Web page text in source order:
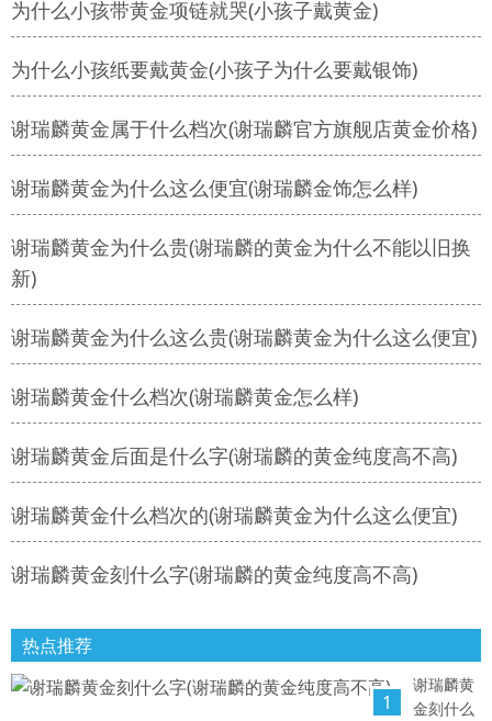
为什么小孩带黄金项链就哭(小孩子戴黄金)
为什么小孩纸要戴黄金(小孩子为什么要戴银饰)
谢瑞麟黄金属于什么档次(谢瑞麟官方旗舰店黄金价格)
谢瑞麟黄金为什么这么便宜(谢瑞麟金饰怎么样)
谢瑞麟黄金为什么贵(谢瑞麟的黄金为什么不能以旧换
新)
谢瑞麟黄金为什么这么贵(谢瑞麟黄金为什么这么便宜)
谢瑞麟黄金什么档次(谢瑞麟黄金怎么样)
谢瑞麟黄金后面是什么字(谢瑞麟的黄金纯度高不高)
谢瑞麟黄金什么档次的(谢瑞麟黄金为什么这么便宜)
谢瑞麟黄金刻什么字(谢瑞麟的黄金纯度高不高)
热点推荐
1
谢瑞麟黄
金刻什么